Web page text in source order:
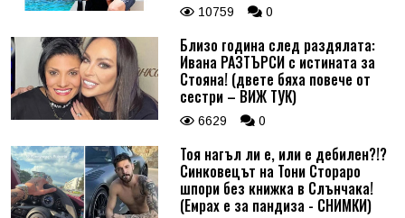
10759 0
Близо година след раздялата:
Ивана РАЗТЪРСИ с истината за
Стояна! (двете бяха повече от
сестри – ВИЖ ТУК)
6629 0
Тоя нагъл ли е, или е дебилен?!?
Синковецът на Тони Стораро
шпори без книжка в Слънчака!
(Емрах е за пандиза - СНИМКИ)